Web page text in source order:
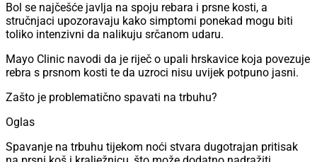
Bol se najčešće javlja na spoju rebara i prsne kosti, a
stručnjaci upozoravaju kako simptomi ponekad mogu biti
toliko intenzivni da nalikuju srčanom udaru.
Mayo Clinic navodi da je riječ o upali hrskavice koja povezuje
rebra s prsnom kosti te da uzroci nisu uvijek potpuno jasni.
Zašto je problematično spavati na trbuhu?
Oglas
Spavanje na trbuhu tijekom noći stvara dugotrajan pritisak